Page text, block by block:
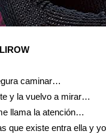
caminar…
y la vuelvo a mirar…
llama la atención…
que existe entra ella y